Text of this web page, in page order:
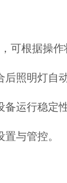
可根据操作
照明灯自动
运行稳定
与管控。